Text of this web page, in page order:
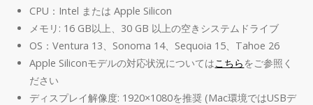
CPU：Intel または Apple Silicon
メモリ: 16 GB以上、30 GB 以上の空きシステムドライブ
OS：Ventura 13、Sonoma 14、Sequoia 15、Tahoe 26
Apple Siliconモデルの対応状況についてはこちらをご参照く
ださい
ディスプレイ解像度: 1920×1080を推奨 (Mac環境ではUSBデ